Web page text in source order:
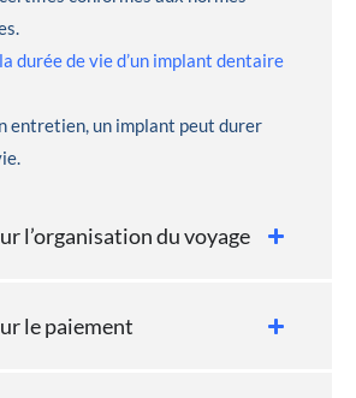
durée de vie d’un implant dentaire
entretien, un implant peut durer
l’organisation du voyage
le paiement